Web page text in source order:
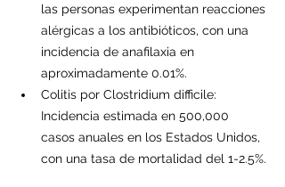
las personas experimentan reacciones
alérgicas a los antibióticos, con una
incidencia de anafilaxia en
aproximadamente 0.01%.
Colitis por Clostridium difficile:
Incidencia estimada en 500,000
casos anuales en los Estados Unidos,
con una tasa de mortalidad del 1-2.5%.